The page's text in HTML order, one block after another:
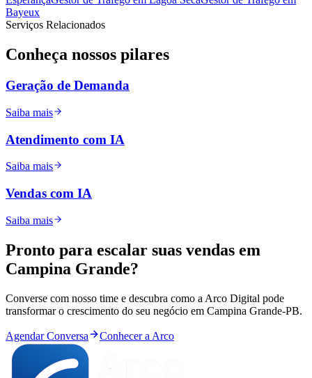
Bayeux
Serviços Relacionados
Conheça nossos pilares
Geração de Demanda
Saiba mais
Atendimento com IA
Saiba mais
Vendas com IA
Saiba mais
Pronto para escalar suas vendas em
Campina Grande?
Converse com nosso time e descubra como a Arco Digital pode
transformar o crescimento do seu negócio em Campina Grande-PB.
Agendar Conversa Conhecer a Arco